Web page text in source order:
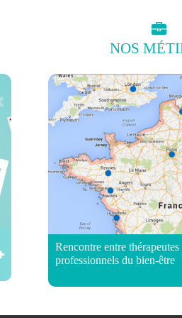
NOS
Rencontre entre thérapeutes
professionnels du bien-être